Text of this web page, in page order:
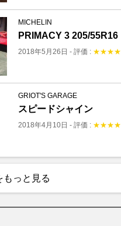
MICHELIN
PRIMACY 3 205/55R16
2018年5月26日 - 評価 : ★★★★
GRIOT'S GARAGE
スピードシャイン
2018年4月10日 - 評価 : ★★★★
もっと見る